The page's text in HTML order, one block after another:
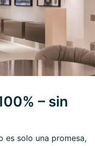
– sin
es solo una promesa,